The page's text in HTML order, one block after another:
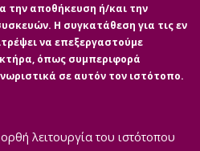
την αποθήκευση ή/και την
Η συγκατάθεση για τις εν
να επεξεργαστούμε
όπως συμπεριφορά
σε αυτόν τον ιστότοπο.
λειτουργία του ιστότοπου